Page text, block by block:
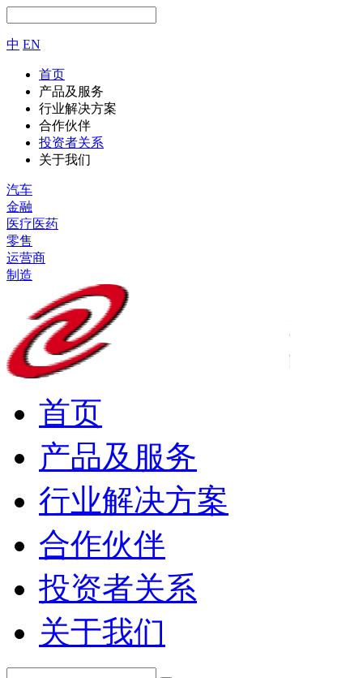
中 EN
首页
产品及服务
行业解决方案
合作伙伴
投资者关系
关于我们
汽车
金融
医疗医药
零售
运营商
制造
首页
产品及服务
行业解决方案
合作伙伴
投资者关系
关于我们